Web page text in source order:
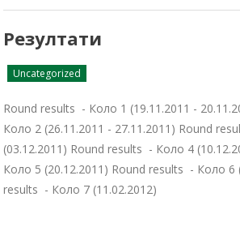
Резултати
Uncategorized
Round results - Коло 1 (19.11.2011 -
Коло 2 (26.11.2011 - 27.11.2011) Round
(03.12.2011) Round results - Коло 4
Коло 5 (20.12.2011) Round results - Коло 6
results - Коло 7 (11.02.2012)